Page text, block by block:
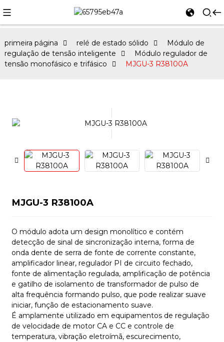
primeira página relé de estado sólido
Módulo de
regulação de tensão inteligente
Módulo regulador de
tensão monofásico e trifásico
MJGU-3 R38100A
MJGU-3 R38100A
O módulo adota um design monolítico e contém
detecção de sinal de sincronização interna, forma de
onda dente de serra de fonte de corrente constante,
amplificador linear, regulador PI de circuito fechado,
fonte de alimentação regulada, amplificação de potência
e gatilho de isolamento de transformador de pulso de
alta frequência formando pulso, que pode realizar suave
iniciar, função de estacionamento suave.
É amplamente utilizado em equipamentos de regulação
de velocidade de motor CA e CC e controle de
temperatura, vibração eletroímã, escurecimento,